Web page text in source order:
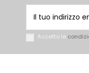
Accetto le